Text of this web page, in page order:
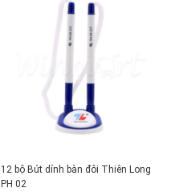
12 bộ Bút dính bàn đôi Thiên Long
PH 02